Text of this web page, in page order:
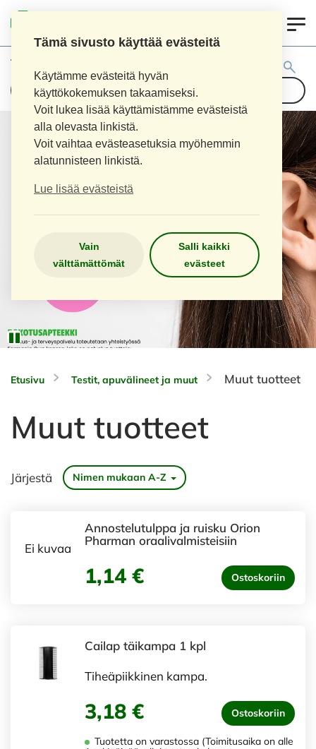
Tämä sivusto käyttää evästeitä
Käytämme evästeitä hyvän
käyttökokemuksen takaamiseksi.
Voit lukea lisää käyttämistämme evästeistä
alla olevasta linkistä.
Voit vaihtaa evästeasetuksia myöhemmin
alatunnisteen linkistä.
Lue lisää evästeistä
Vain
välttämättömät
Salli kaikki
evästeet
Tuotehaku:
Etusivu Testit, apuvälineet ja muut Muut tuotteet
Muut tuotteet
Järjestä Nimen mukaan A-Z
Ei kuvaa
Annostelutulppa ja ruisku Orion
Pharman oraalivalmisteisiin
1,14 € Ostoskoriin
Cailap täikampa 1 kpl
Tiheäpiikkinen kampa.
3,18 € Ostoskoriin
Tuotetta on varastossa (Toimitusaika on alle